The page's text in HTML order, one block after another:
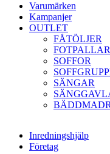
Varumärken
Kampanjer
OUTLET
FÅTÖLJER
FOTPALLAR
SOFFOR
SÄNGAR
Inredningshjälp
Företag